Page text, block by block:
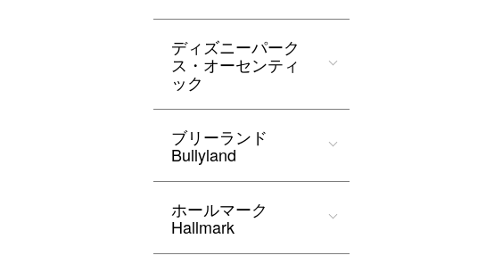
ディズニーパーク
ス・オーセンティ
ック
ブリーランド
Bullyland
ホールマーク
Hallmark